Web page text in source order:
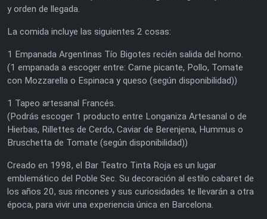
y orden de llegada.
La comida incluye las siguientes 2 cosas:
1 Empanada Argentinas Tío Bigotes recién salida del horno.
(1 empanada a escoger entre: Carne picante, Pollo, Tomate
con Mozzarella o Espinaca y queso (según disponibilidad))
1 Tapeo artesanal Francés.
(Podrás escoger 1 producto entre Longaniza Artesanal o de
Hierbas, Rillettes de Cerdo, Caviar de Berenjena, Hummus o
Bruschetta de Tomate (según disponibilidad))
Creado en 1998, el Bar Teatro Tinta Roja es un lugar
emblemático del Poble Sec. Su decoración al estilo cabaret de
los años 20, sus rincones y sus curiosidades te llevarán a otra
época, para vivir una experiencia única en Barcelona.